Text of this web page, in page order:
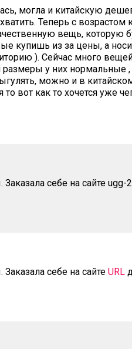
могла и китайскую
Теперь с возрастом
вещь, которую
купишь из за цены, а
). Сейчас много
у них нормальные ,
можно и в
вот как то хочется уже
себе на сайте
себе на сайте URL